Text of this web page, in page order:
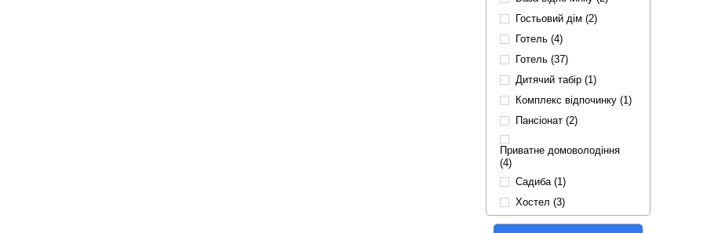
Гостьовий дім (2)
Готель (4)
Готель (37)
Дитячий табір (1)
Комплекс відпочинку (1)
Пансіонат (2)
Приватне домоволодіння
(4)
Садиба (1)
Хостел (3)